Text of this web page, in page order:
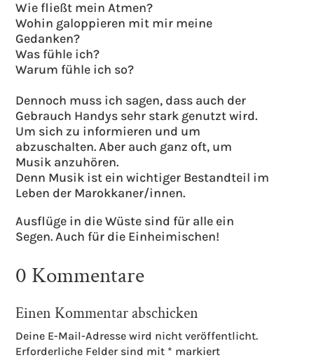
Wie fließt mein Atmen?
Wohin galoppieren mit mir meine
Gedanken?
Was fühle ich?
Warum fühle ich so?
Dennoch muss ich sagen, dass auch der
Gebrauch Handys sehr stark genutzt wird.
Um sich zu informieren und um
abzuschalten. Aber auch ganz oft, um
Musik anzuhören.
Denn Musik ist ein wichtiger Bestandteil im
Leben der Marokkaner/innen.
Ausflüge in die Wüste sind für alle ein
Segen. Auch für die Einheimischen!
0 Kommentare
Einen Kommentar abschicken
Deine E-Mail-Adresse wird nicht veröffentlicht.
Erforderliche Felder sind mit * markiert